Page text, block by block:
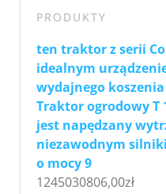
PRODUKTY
ten traktor z serii
idealnym
wydajnego
Traktor ogrodowy T
jest napędzany
niezawodnym
o mocy 9
1245030806,00zł